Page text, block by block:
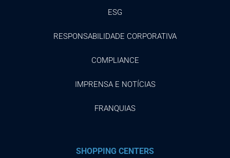
ESG
RESPONSABILIDADE CORPORATIVA
COMPLIANCE
IMPRENSA E NOTÍCIAS
FRANQUIAS
SHOPPING CENTERS